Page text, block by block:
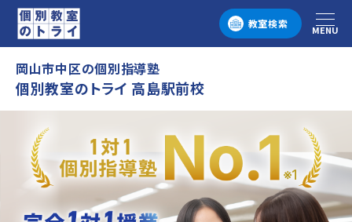
教室検索
メニュー
MENU
岡山市中区の個別指導塾
個別教室のトライ 高島駅前校